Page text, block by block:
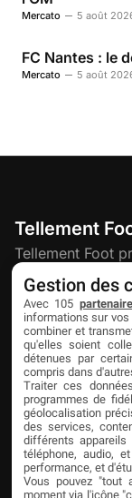
Mercato 5 août
FC Nantes : le
Mercato 5 août
Tellement
Tellement Foot
actualités et
au football.
Découvrir
À propos
Contact
Publicité
Gestion des
Avec 105
informations sur
combiner et
qu'elles soient
détenues par
compris dans
Traiter ces
programmes de
géolocalisation
des services,
différents appareils
téléphone, audio,
performance, et
Vous pouvez "tout
moment via l'icône